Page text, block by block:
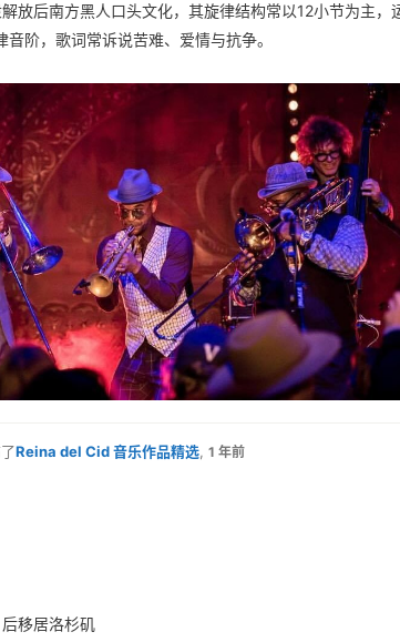
放后南方黑人口头文化，其旋律结构常以12小节为主，
阶，歌词常诉说苦难、爱情与抗争。
Reina del Cid 音乐作品精选 1 年前
移居洛杉矶